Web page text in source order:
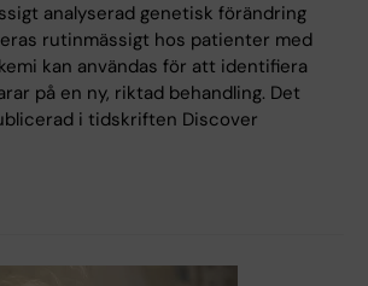
analyserad genetisk förändring
rutinmässigt hos patienter med
kan användas för att identifiera
på en ny, riktad behandling. Det
i tidskriften Discover